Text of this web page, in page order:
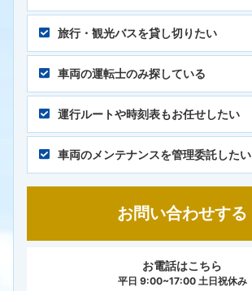
旅行・観光バスを貸し切りたい
車両の運転士のみ探している
運行ルートや時刻表もお任せしたい
車両のメンテナンスを管理委託したい
お問い合わせする
お電話はこちら
平日 9:00~17:00 土日祝休み